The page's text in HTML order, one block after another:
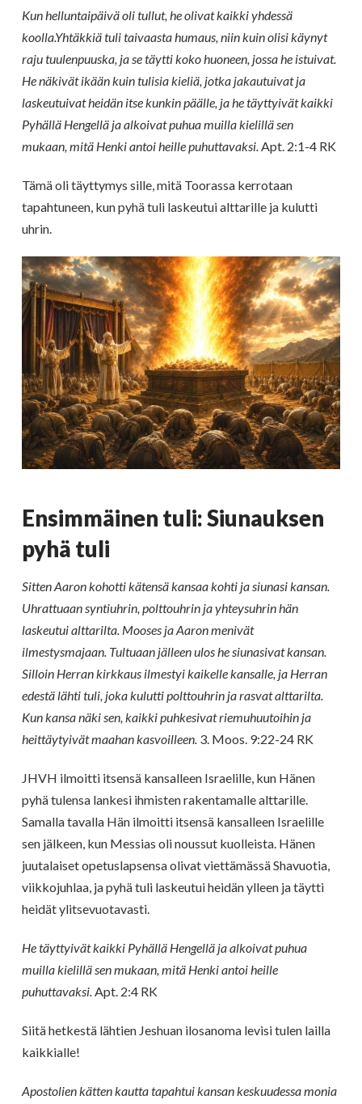
Kun helluntaipäivä oli tullut, he olivat kaikki yhdessä
koolla.Yhtäkkiä tuli taivaasta humaus, niin kuin olisi käynyt
raju tuulenpuuska, ja se täytti koko huoneen, jossa he istuivat.
He näkivät ikään kuin tulisia kieliä, jotka jakautuivat ja
laskeutuivat heidän itse kunkin päälle, ja he täyttyivät kaikki
Pyhällä Hengellä ja alkoivat puhua muilla kielillä sen
mukaan, mitä Henki antoi heille puhuttavaksi.Apt. 2:1-4 RK
Tämä oli täyttymys sille, mitä Toorassa kerrotaan
tapahtuneen, kun pyhä tuli laskeutui alttarille ja kulutti
uhrin.
Ensimmäinen tuli: Siunauksen
pyhä tuli
Sitten Aaron kohotti kätensä kansaa kohti ja siunasi kansan.
Uhrattuaan syntiuhrin, polttouhrin ja yhteysuhrin hän
laskeutui alttarilta. Mooses ja Aaron menivät
ilmestysmajaan. Tultuaan jälleen ulos he siunasivat kansan.
Silloin Herran kirkkaus ilmestyi kaikelle kansalle, ja Herran
edestä lähti tuli, joka kulutti polttouhrin ja rasvat alttarilta.
Kun kansa näki sen, kaikki puhkesivat riemuhuutoihin ja
heittäytyivät maahan kasvoilleen. 3. Moos. 9:22-24 RK
JHVH ilmoitti itsensä kansalleen Israelille, kun Hänen
pyhä tulensa lankesi ihmisten rakentamalle alttarille.
Samalla tavalla Hän ilmoitti itsensä kansalleen Israelille
sen jälkeen, kun Messias oli noussut kuolleista. Hänen
juutalaiset opetuslapsensa olivat viettämässä Shavuotia,
viikkojuhlaa, ja pyhä tuli laskeutui heidän ylleen ja täytti
heidät ylitsevuotavasti.
He täyttyivät kaikki Pyhällä Hengellä ja alkoivat puhua
muilla kielillä sen mukaan, mitä Henki antoi heille
puhuttavaksi.Apt. 2:4 RK
Siitä hetkestä lähtien Jeshuan ilosanoma levisi tulen lailla
kaikkialle!
Apostolien kätten kautta tapahtui kansan keskuudessa monia